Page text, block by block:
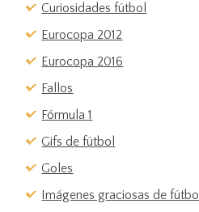
Curiosidades fútbol
Eurocopa 2012
Eurocopa 2016
Fallos
Fórmula 1
Gifs de fútbol
Goles
Imágenes graciosas de fútbol